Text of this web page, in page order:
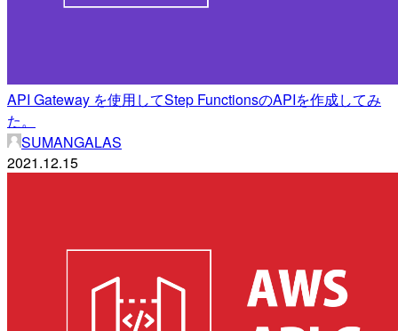
API Gateway を使用してStep FunctionsのAPIを作成してみ
た。
SUMANGALAS
2021.12.15